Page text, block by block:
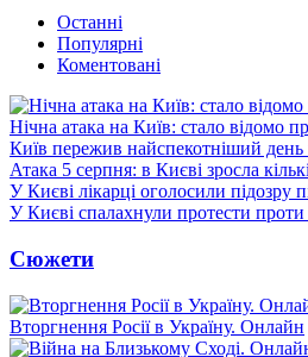
Останні
Популярні
Коментовані
Нічна атака на Київ: стало відомо
Київ пережив найспекотніший день
Атака 5 серпня: в Києві зросла
У Києві лікарці оголосили підозру
У Києві спалахнули протести
Сюжети
Вторгнення Росії в Україну. Онлайн